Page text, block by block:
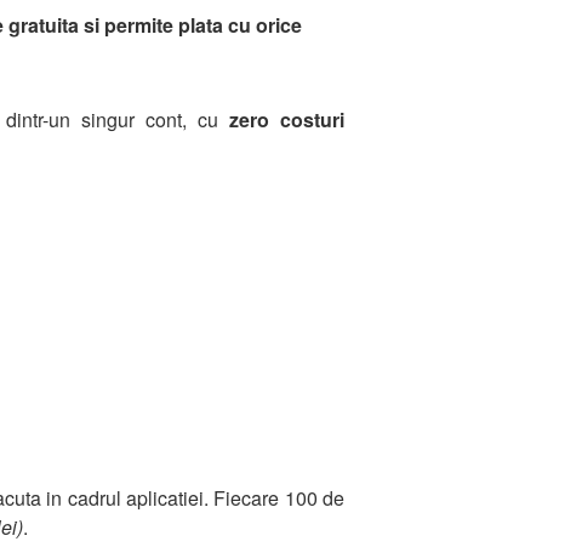
si permite plata cu orice
un singur cont, cu zero costuri
in cadrul aplicatiei. Fiecare 100 de
.